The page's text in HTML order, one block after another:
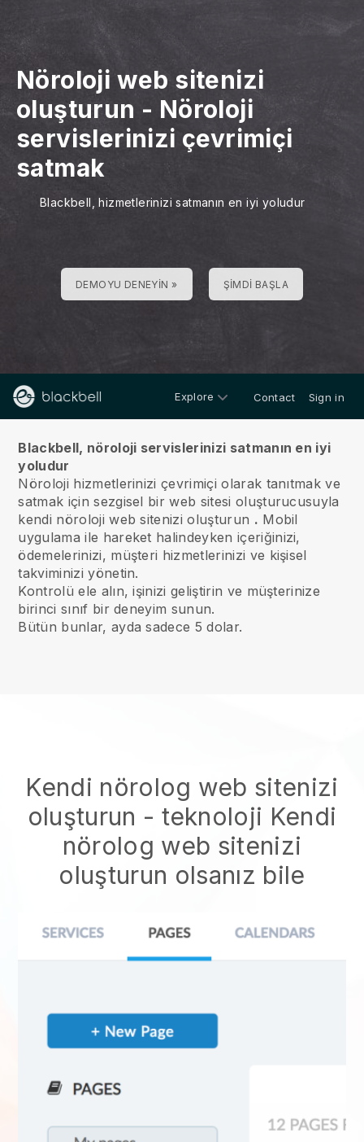
Nöroloji web sitenizi
oluşturun - Nöroloji
servislerinizi çevrimiçi
satmak
Blackbell, hizmetlerinizi satmanın en iyi yoludur
DEMOYU DENEYIN » ŞIMDI BAŞLA
Explore Contact Sign in
Blackbell, nöroloji servislerinizi satmanın en iyi
yoludur
Nöroloji hizmetlerinizi çevrimiçi olarak tanıtmak ve
satmak için sezgisel bir web sitesi oluşturucusuyla
kendi nöroloji web sitenizi oluşturun . Mobil
uygulama ile hareket halindeyken içeriğinizi,
ödemelerinizi, müşteri hizmetlerinizi ve kişisel
takviminizi yönetin.
Kontrolü ele alın, işinizi geliştirin ve müşterinize
birinci sınıf bir deneyim sunun.
Bütün bunlar, ayda sadece 5 dolar.
Kendi nörolog web sitenizi
oluşturun - teknoloji Kendi
nörolog web sitenizi
oluşturun olsanız bile